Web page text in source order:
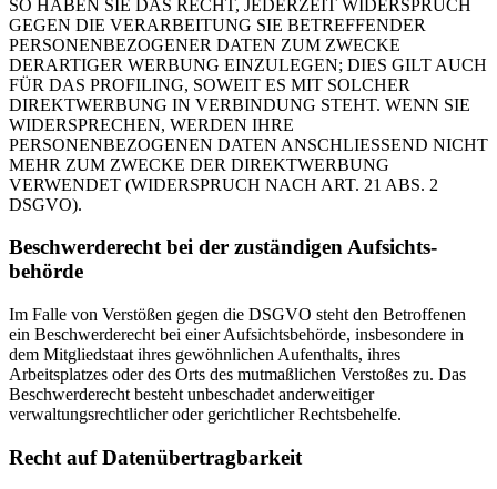
SO HABEN SIE DAS RECHT, JEDERZEIT WIDERSPRUCH
GEGEN DIE VERARBEITUNG SIE BETREFFENDER
PERSONENBEZOGENER DATEN ZUM ZWECKE
DERARTIGER WERBUNG EINZULEGEN; DIES GILT AUCH
FÜR DAS PROFILING, SOWEIT ES MIT SOLCHER
DIREKTWERBUNG IN VERBINDUNG STEHT. WENN SIE
WIDERSPRECHEN, WERDEN IHRE
PERSONENBEZOGENEN DATEN ANSCHLIESSEND NICHT
MEHR ZUM ZWECKE DER DIREKTWERBUNG
VERWENDET (WIDERSPRUCH NACH ART. 21 ABS. 2
DSGVO).
Beschwerde­recht bei der zuständigen Aufsichts­
behörde
Im Falle von Verstößen gegen die DSGVO steht den Betroffenen
ein Beschwerderecht bei einer Aufsichtsbehörde, insbesondere in
dem Mitgliedstaat ihres gewöhnlichen Aufenthalts, ihres
Arbeitsplatzes oder des Orts des mutmaßlichen Verstoßes zu. Das
Beschwerderecht besteht unbeschadet anderweitiger
verwaltungsrechtlicher oder gerichtlicher Rechtsbehelfe.
Recht auf Daten­übertrag­barkeit